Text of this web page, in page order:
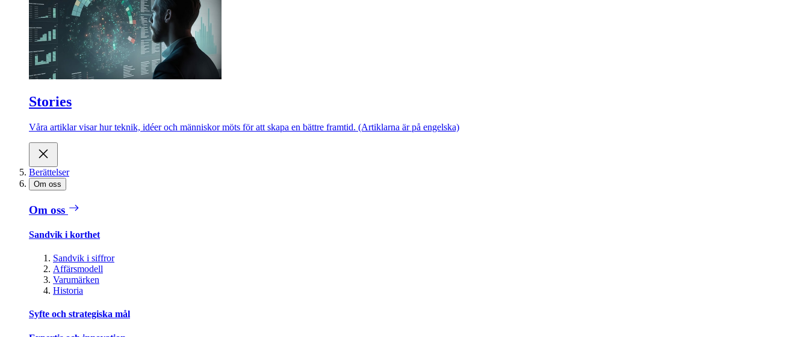
Stories
Våra artiklar visar hur teknik, idéer och människor möts för att skapa en bättre framtid. (Artiklarna är på engelska)
Berättelser
Om oss
Om oss
Sandvik i korthet
Sandvik i siffror
Affärsmodell
Varumärken
Historia
Syfte och strategiska mål